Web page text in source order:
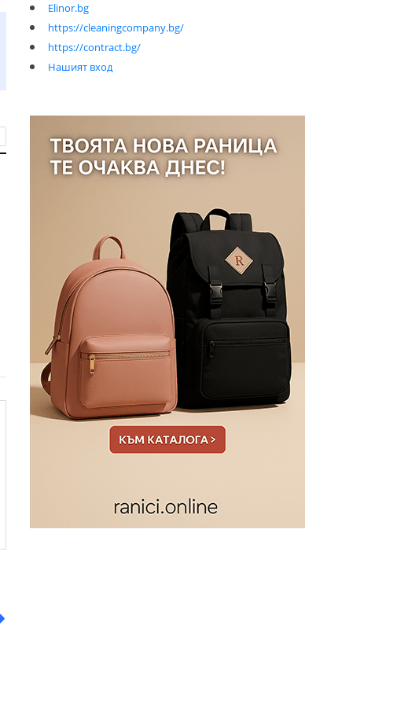
Elinor.bg
https://cleaningcompany.bg/
https://contract.bg/
Нашият вход